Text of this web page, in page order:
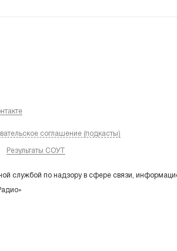
соглашение (подкасты)
Результаты СОУТ
службой по надзору в сфере связи,